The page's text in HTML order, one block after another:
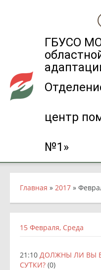
ГБУСО
центр
№1»
Главная » 2017 »
15 Февраля, Среда
21:10 ДОЛЖНЫ ЛИ ВЫ
СУТКИ? (0)